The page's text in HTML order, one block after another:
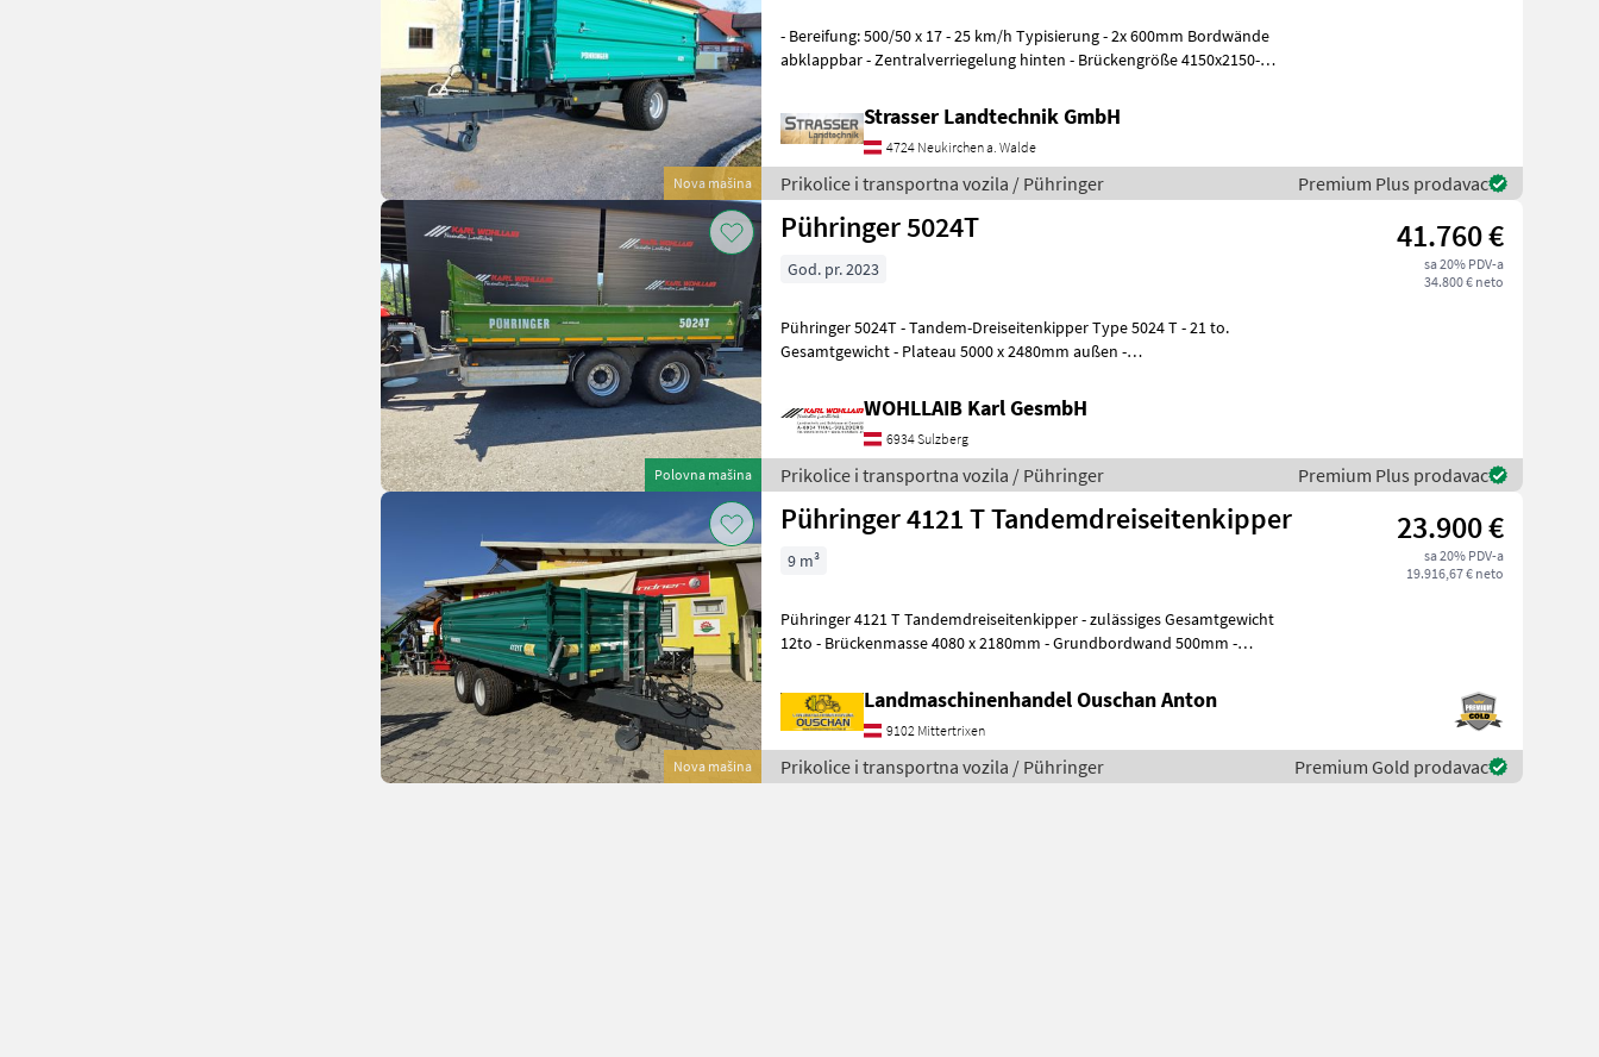
Nova mašina
- Bereifung: 500/50 x 17 - 25 km/h Typisierung - 2x 600mm Bordwände
abklappbar - Zentralverriegelung hinten - Brückengröße 4150x2150-
Strasser Landtechnik GmbH
4724 Neukirchen a. Walde
Prikolice i transportna vozila / Pühringer Premium Plus prodavac
Polovna mašina
Pühringer 5024T 41.760 €
sa 20% PDV-a
34.800 € neto
God. pr. 2023
Pühringer 5024T - Tandem-Dreiseitenkipper Type 5024 T - 21 to.
Gesamtgewicht - Plateau 5000 x 2480mm außen -
WOHLLAIB Karl GesmbH
6934 Sulzberg
Prikolice i transportna vozila / Pühringer Premium Plus prodavac
Nova mašina
Pühringer 4121 T Tandemdreiseitenkipper 23.900 €
sa 20% PDV-a
19.916,67 € neto
9 m³
Pühringer 4121 T Tandemdreiseitenkipper - zulässiges Gesamtgewicht
12to - Brückenmasse 4080 x 2180mm - Grundbordwand 500mm -
Landmaschinenhandel Ouschan Anton
9102 Mittertrixen
Prikolice i transportna vozila / Pühringer Premium Gold prodavac